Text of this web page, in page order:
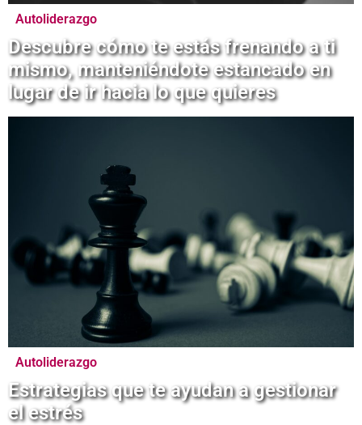
Autoliderazgo
Descubre cómo te estás frenando a ti
mismo, manteniéndote estancado en
lugar de ir hacia lo que quieres
Autoliderazgo
Estrategias que te ayudan a gestionar
el estrés